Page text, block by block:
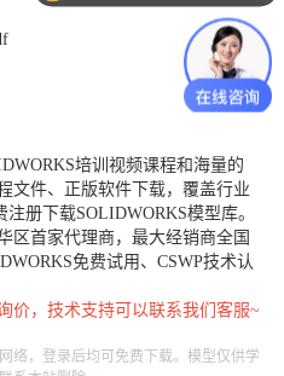
培训视频课程和海量的
文件、正版软件下载，覆盖行业
册下载SOLIDWORKS模型库。
区首家代理商，最大经销商全国
免费试用、CSWP技术认
价，技术支持可以联系我们客服~
络，登录后均可免费下载。模型仅供学